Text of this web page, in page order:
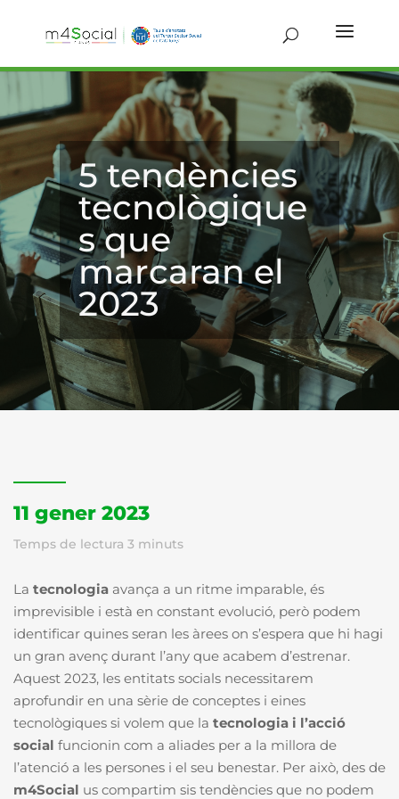
5 tendències
tecnològique
s que
marcaran el
2023
11 gener 2023
Temps de lectura 3 minuts
La tecnologia avança a un ritme imparable, és
imprevisible i està en constant evolució, però podem
identificar quines seran les àrees on s’espera que hi hagi
un gran avenç durant l’any que acabem d’estrenar.
Aquest 2023, les entitats socials necessitarem
aprofundir en una sèrie de conceptes i eines
tecnològiques si volem que la tecnologia i l’acció
social funcionin com a aliades per a la millora de
l’atenció a les persones i el seu benestar. Per això, des de
m4Social us compartim sis tendències que no podem